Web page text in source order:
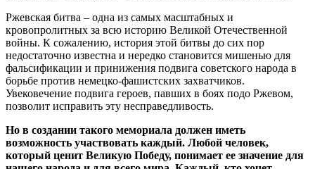
Ржевская битва – одна из самых масштабных и
кровопролитных за всю историю Великой Отечественной
войны. К сожалению, история этой битвы до сих пор
недостаточно известна и нередко становится мишенью для
фальсификации и принижения подвига советского народа в
борьбе против немецко-фашистских захватчиков.
Увековечение подвига героев, павших в боях подо Ржевом,
позволит исправить эту несправедливость.
Но в создании такого мемориала должен иметь
возможность участвовать каждый. Любой человек,
который ценит Великую Победу, понимает ее значение для